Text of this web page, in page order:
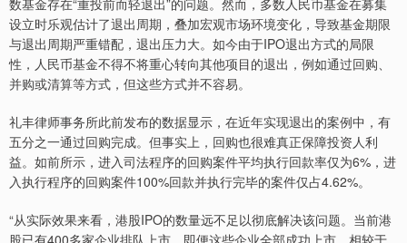
数基金存在“重投前而轻退出”的问题。然而，多数人民币基金在募集
设立时乐观估计了退出周期，叠加宏观市场环境变化，导致基金期限
与退出周期严重错配，退出压力大。如今由于IPO退出方式的局限
性，人民币基金不得不将重心转向其他项目的退出，例如通过回购、
并购或清算等方式，但这些方式并不容易。
礼丰律师事务所此前发布的数据显示，在近年实现退出的案例中，有
五分之一通过回购完成。但事实上，回购也很难真正保障投资人利
益。如前所示，进入司法程序的回购案件平均执行回款率仅为6%，进
入执行程序的回购案件100%回款并执行完毕的案件仅占4.62%。
“从实际效果来看，港股IPO的数量远不足以彻底解决该问题。当前港